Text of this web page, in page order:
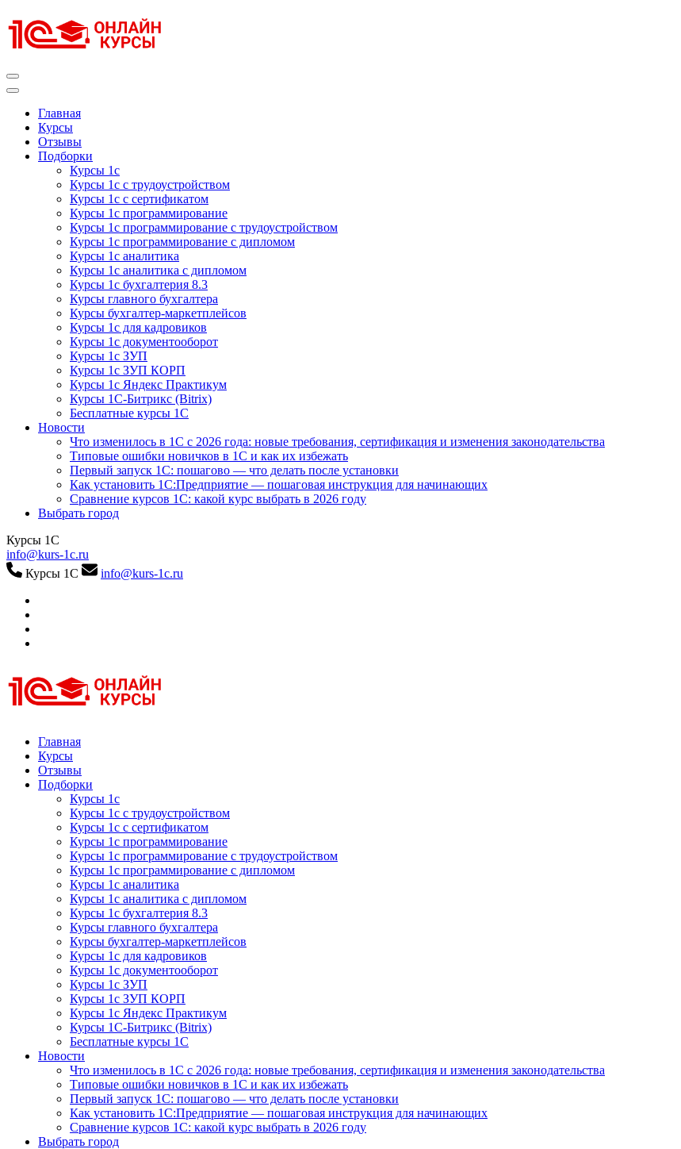
к
содержимому
Главная
Курсы
Отзывы
Подборки
Курсы 1с
Курсы 1с с трудоустройством
Курсы 1с с сертификатом
Курсы 1с программирование
Курсы 1с программирование с трудоустройством
Курсы 1с программирование с дипломом
Курсы 1с аналитика
Курсы 1с аналитика с дипломом
Курсы 1с бухгалтерия 8.3
Курсы главного бухгалтера
Курсы бухгалтер-маркетплейсов
Курсы 1с для кадровиков
Курсы 1с документооборот
Курсы 1с ЗУП
Курсы 1с ЗУП КОРП
Курсы 1с Яндекс Практикум
Курсы 1С-Битрикс (Bitrix)
Бесплатные курсы 1С
Новости
Что изменилось в 1С с 2026 года: новые требования, сертификация и изменения законодательства
Типовые ошибки новичков в 1С и как их избежать
Первый запуск 1С: пошагово — что делать после установки
Как установить 1С:Предприятие — пошаговая инструкция для начинающих
Сравнение курсов 1С: какой курс выбрать в 2026 году
Выбрать город
Курсы 1С
info@kurs-1c.ru
Курсы 1С
info@kurs-1c.ru
Курсы 1С
Курсы 1С официальная сертификация
Главная
Курсы
Отзывы
Подборки
Курсы 1с
Курсы 1с с трудоустройством
Курсы 1с с сертификатом
Курсы 1с программирование
Курсы 1с программирование с трудоустройством
Курсы 1с программирование с дипломом
Курсы 1с аналитика
Курсы 1с аналитика с дипломом
Курсы 1с бухгалтерия 8.3
Курсы главного бухгалтера
Курсы бухгалтер-маркетплейсов
Курсы 1с для кадровиков
Курсы 1с документооборот
Курсы 1с ЗУП
Курсы 1с ЗУП КОРП
Курсы 1с Яндекс Практикум
Курсы 1С-Битрикс (Bitrix)
Бесплатные курсы 1С
Новости
Что изменилось в 1С с 2026 года: новые требования, сертификация и изменения законодательства
Типовые ошибки новичков в 1С и как их избежать
Первый запуск 1С: пошагово — что делать после установки
Как установить 1С:Предприятие — пошаговая инструкция для начинающих
Сравнение курсов 1С: какой курс выбрать в 2026 году
Выбрать город